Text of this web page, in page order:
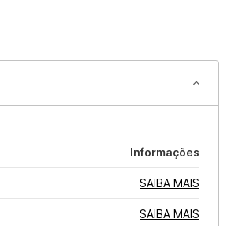
Informações
SAIBA MAIS
SAIBA MAIS